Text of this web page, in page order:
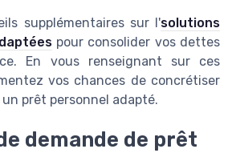
supplémentaires sur l'solutions
pour consolider vos dettes
En vous renseignant sur ces
vos chances de concrétiser
prêt personnel adapté.
demande de prêt